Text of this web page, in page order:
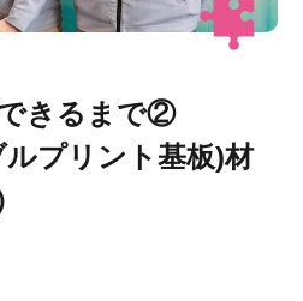
きるまで②
プリント基板)材